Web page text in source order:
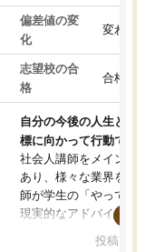
偏差値の変
化
変わらな
志望校の合
格
合格した
自分の今後の人生と真剣
標に向かって行動できる
社会人講師をメインとし
あり、様々な業界を経験
師が学生の「やってみた
現実的なアドバイスを行
投稿日：